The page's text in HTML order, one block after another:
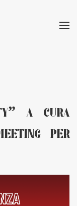
A CURA
PER